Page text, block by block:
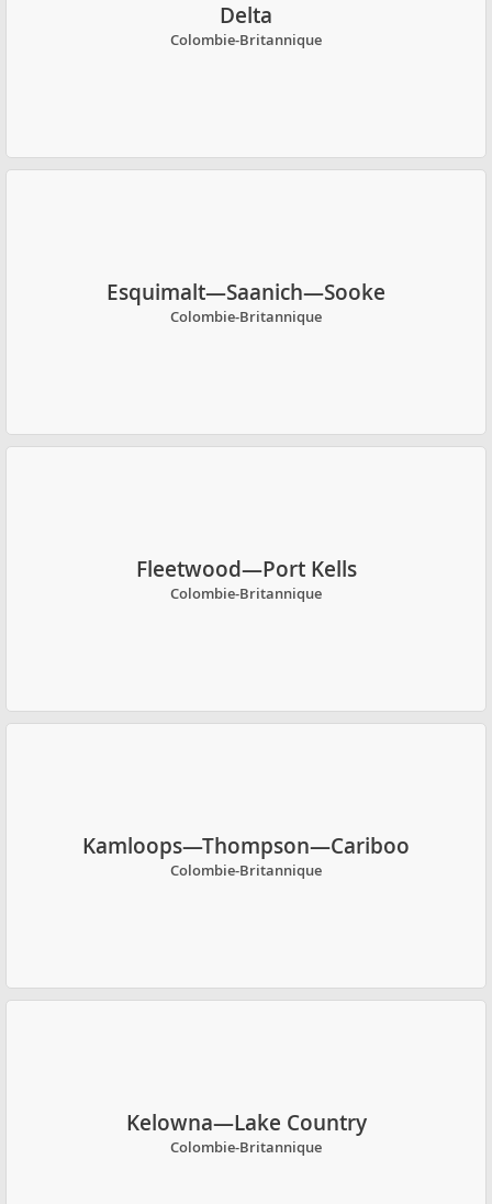
Delta
Colombie-Britannique
Esquimalt—Saanich—Sooke
Colombie-Britannique
Fleetwood—Port Kells
Colombie-Britannique
Kamloops—Thompson—Cariboo
Colombie-Britannique
Kelowna—Lake Country
Colombie-Britannique